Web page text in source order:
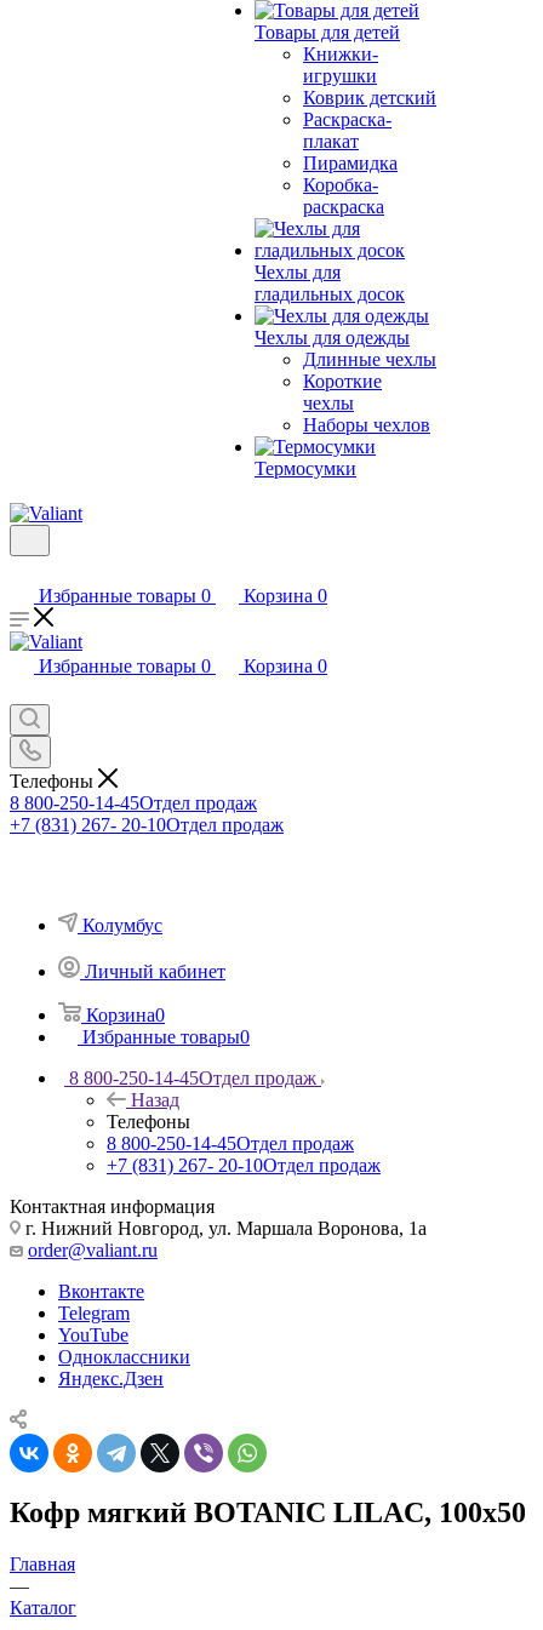
Товары для детей
Книжки-
игрушки
Коврик детский
Раскраска-
плакат
Пирамидка
Коробка-
раскраска
Чехлы для
гладильных досок
Чехлы для одежды
Длинные чехлы
Короткие
чехлы
Наборы чехлов
Термосумки
Избранные товары 0 Корзина 0
Избранные товары 0 Корзина 0
Телефоны
8 800-250-14-45Отдел продаж
+7 (831) 267- 20-10Отдел продаж
Колумбус
Личный кабинет
Корзина0
Избранные товары0
8 800-250-14-45Отдел продаж
Назад
Телефоны
8 800-250-14-45Отдел продаж
+7 (831) 267- 20-10Отдел продаж
Контактная информация
г. Нижний Новгород, ул. Маршала Воронова, 1а
order@valiant.ru
Вконтакте
Telegram
YouTube
Одноклассники
Яндекс.Дзен
Кофр мягкий BOTANIC LILAC, 100х50
Главная
—
Каталог